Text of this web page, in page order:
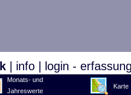
info login -
Monats- und
Jahreswerte
Karte